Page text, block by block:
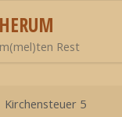
Rest
Kirchensteuer 5